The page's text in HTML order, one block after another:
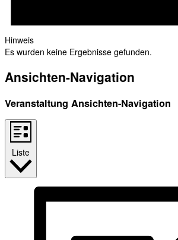
Hinweis
Es wurden keine Ergebnisse gefunden.
Ansichten-Navigation
Veranstaltung Ansichten-Navigation
Liste